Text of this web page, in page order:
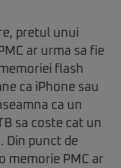
pretul unui
ar urma sa fie
flash
ca iPhone sau
ca un
sa coste cat un
Din punct de
memorie PMC ar